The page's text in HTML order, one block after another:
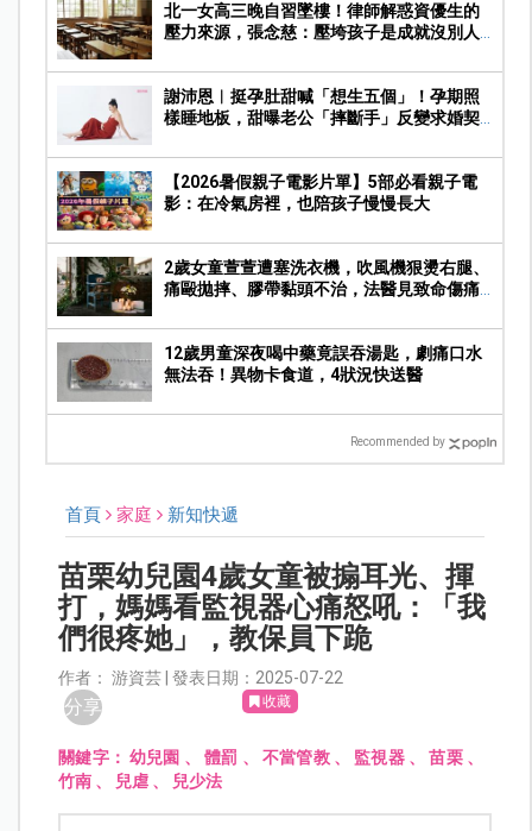
北一女高三晚自習墜樓！律師解惑資優生的
壓力來源，張念慈：壓垮孩子是成就沒別人
謝沛恩︱挺孕肚甜喊「想生五個」！孕期照
樣睡地板，甜曝老公「摔斷手」反變求婚契
【2026暑假親子電影片單】5部必看親子電
影：在冷氣房裡，也陪孩子慢慢長大
2歲女童萱萱遭塞洗衣機，吹風機狠燙右腿、
痛毆拋摔、膠帶黏頭不治，法醫見致命傷痛
12歲男童深夜喝中藥竟誤吞湯匙，劇痛口水
無法吞！異物卡食道，4狀況快送醫
Recommended by
首頁 家庭 新知快遞
苗栗幼兒園4歲女童被搧耳光、揮
打，媽媽看監視器心痛怒吼：「我
們很疼她」，教保員下跪
作者： 游資芸 | 發表日期：2025-07-22
分享 收藏
關鍵字：幼兒園 、體罰 、不當管教、 監視器、苗栗、
竹南 、 兒虐 、 兒少法